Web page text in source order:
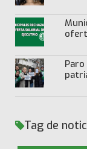
Tag de